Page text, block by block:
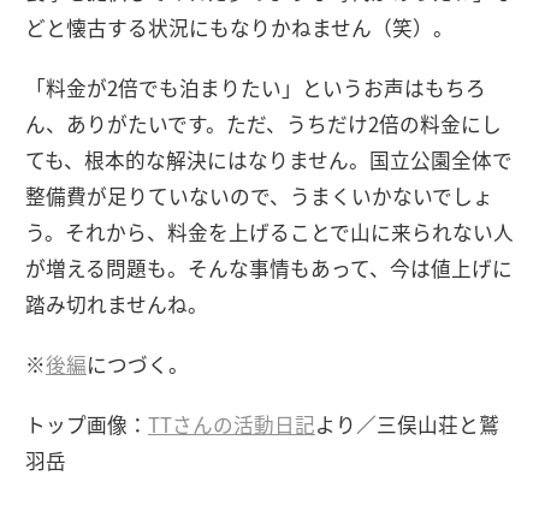
どと懐古する状況にもなりかねません（笑）。
「料金が2倍でも泊まりたい」というお声はもちろ
ん、ありがたいです。ただ、うちだけ2倍の料金にし
ても、根本的な解決にはなりません。国立公園全体で
整備費が足りていないので、うまくいかないでしょ
う。それから、料金を上げることで山に来られない人
が増える問題も。そんな事情もあって、今は値上げに
踏み切れませんね。
※後編につづく。
トップ画像： TTさんの活動日記より／三俣山荘と鷲
羽岳